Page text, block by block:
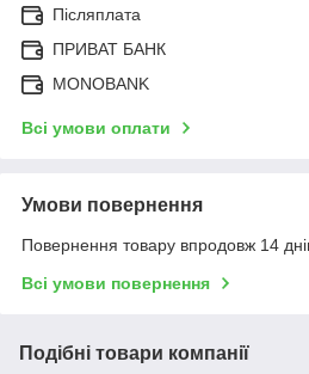
Післяплата
ПРИВАТ БАНК
MONOBANK
Всі умови оплати
Умови повернення
Повернення товару впродовж 14
Всі умови повернення
Подібні товари компанії